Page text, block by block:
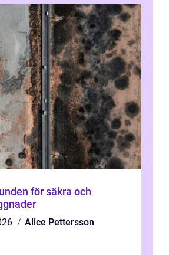
Alice Pettersson